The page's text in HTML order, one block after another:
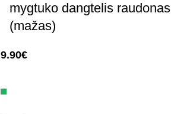
mygtuko dangtelis raudonas
(mažas)
9.90€